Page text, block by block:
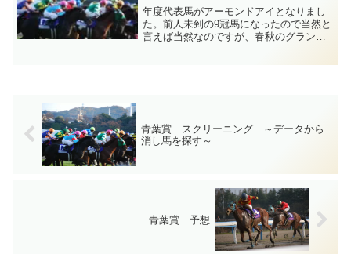
年度代表馬がアーモンドアイとなりまし
た。前人未到の9冠馬になったので当然と
言えば当然なのですが、春秋のグランプ
青葉賞 スクリーニング ～データから
消し馬を探す～
青葉賞 予想